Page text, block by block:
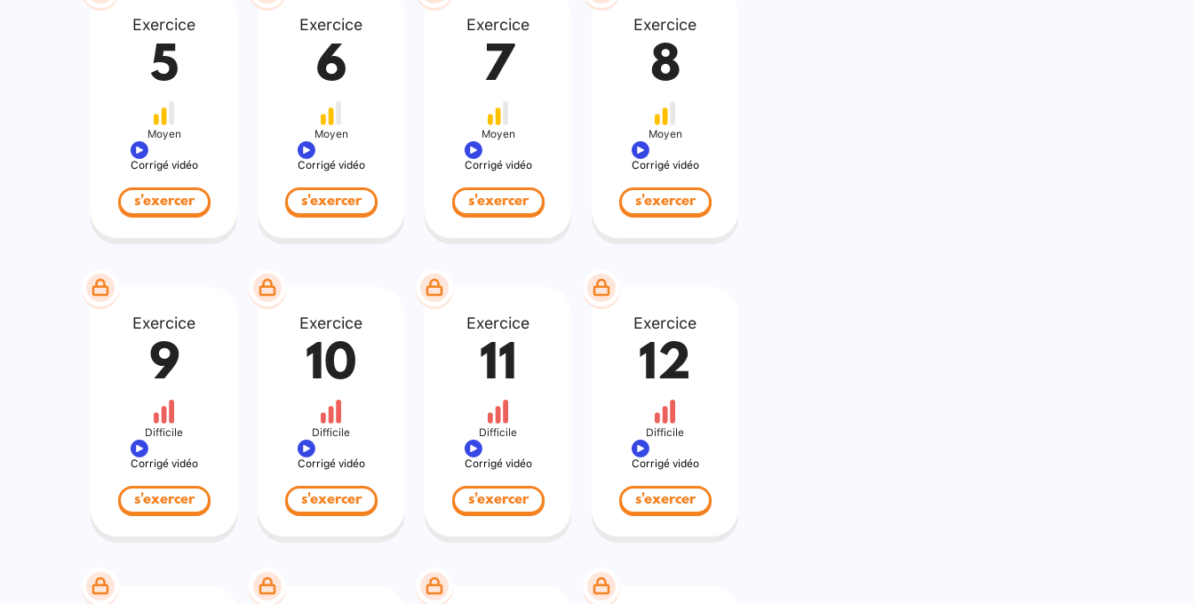
Exercice
5
Moyen
Corrigé vidéo
s'exercer
Exercice
6
Moyen
Corrigé vidéo
s'exercer
Exercice
7
Moyen
Corrigé vidéo
s'exercer
Exercice
8
Moyen
Corrigé vidéo
s'exercer
Exercice
9
Difficile
Corrigé vidéo
s'exercer
Exercice
10
Difficile
Corrigé vidéo
s'exercer
Exercice
11
Difficile
Corrigé vidéo
s'exercer
Exercice
12
Difficile
Corrigé vidéo
s'exercer